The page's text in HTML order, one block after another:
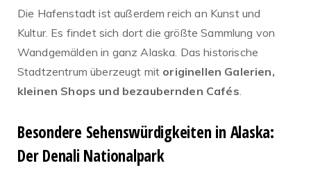
Die Hafenstadt ist außerdem reich an Kunst und
Kultur. Es findet sich dort die größte Sammlung von
Wandgemälden in ganz Alaska. Das historische
Stadtzentrum überzeugt mit originellen Galerien,
kleinen Shops und bezaubernden Cafés
Besondere Sehenswürdigkeiten in Alaska:
DerDenali Nationalpark